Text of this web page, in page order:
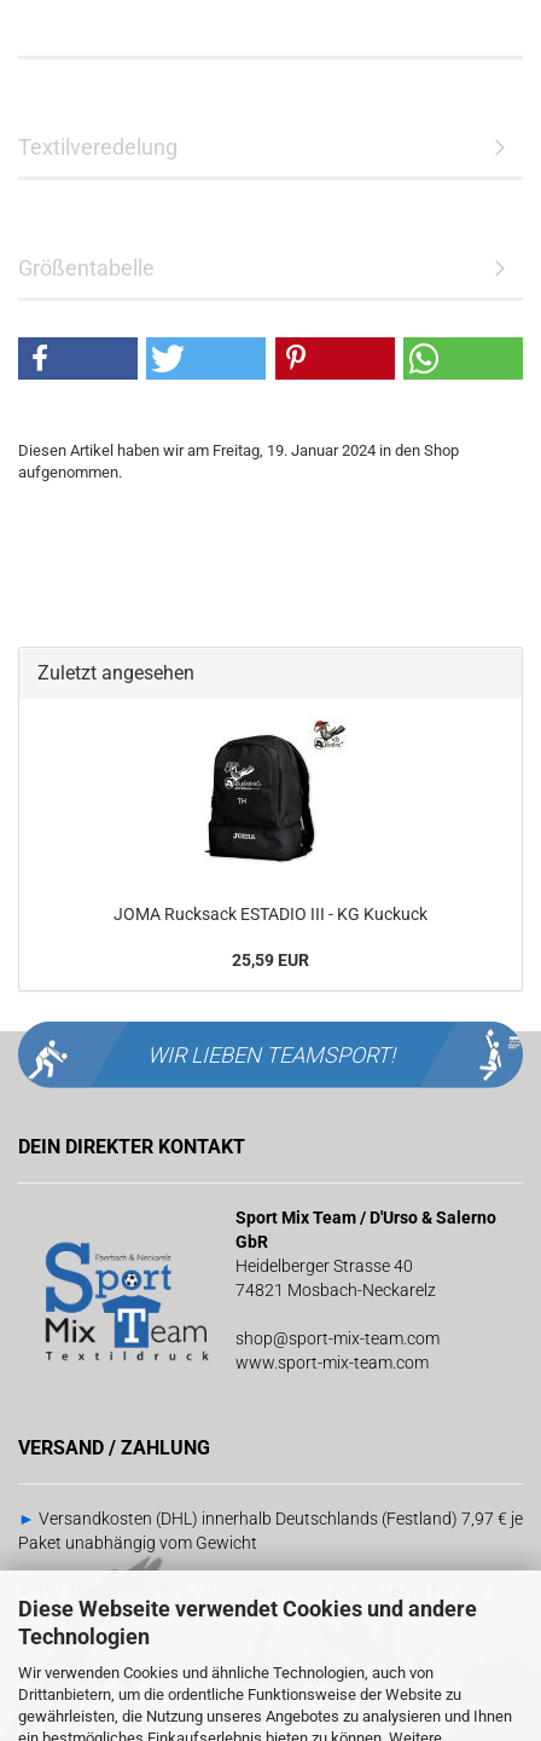
Diese Webseite verwendet Cookies und andere
Technologien
Wir verwenden Cookies und ähnliche Technologien, auch von
Drittanbietern, um die ordentliche Funktionsweise der Website zu
gewährleisten, die Nutzung unseres Angebotes zu analysieren und Ihnen
ein bestmögliches Einkaufserlebnis bieten zu können. Weitere
Textilveredelung
Größentabelle
Diesen Artikel haben wir am Freitag, 19. Januar 2024 in den Shop
aufgenommen.
Zuletzt angesehen
JOMA Rucksack ESTADIO III - KG Kuckuck
25,59 EUR
WIR LIEBEN TEAMSPORT!
DEIN DIREKTER KONTAKT
Sport Mix Team / D'Urso & Salerno
GbR
Heidelberger Strasse 40
74821 Mosbach-Neckarelz
shop@sport-mix-team.com
www.sport-mix-team.com
VERSAND / ZAHLUNG
► Versandkosten (DHL) innerhalb Deutschlands (Festland) 7,97 € je
Paket unabhängig vom Gewicht
Barzahlung bei Abholung
RECHTLICHES SOCIAL MEDIA